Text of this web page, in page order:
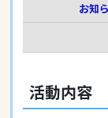
お知
活動内容